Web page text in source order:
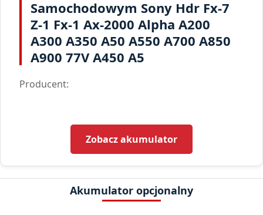
Samochodowym Sony Hdr Fx-7
Z-1 Fx-1 Ax-2000 Alpha A200
A300 A350 A50 A550 A700 A850
A900 77V A450 A5
Producent:
Zobacz akumulator
Akumulator opcjonalny